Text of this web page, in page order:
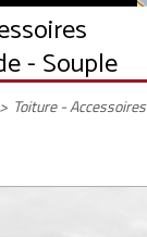
- Souple
> Toiture - Accessoires